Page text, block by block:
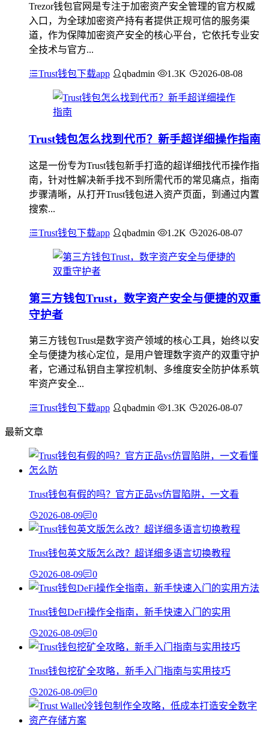
Trezor钱包官网是专注于加密资产安全管理的官方权威
入口，为全球加密资产持有者提供正规可信的服务渠
道，作为保障加密资产安全的核心平台，它依托专业安
全技术与官方...
Trust钱包下载app qbadmin 1.3K 2026-08-08
Trust钱包怎么找到代币？新手超详细操作指南
这是一份专为Trust钱包新手打造的超详细找代币操作指
南，针对性解决新手找不到所需代币的常见痛点，指南
步骤清晰，从打开Trust钱包进入资产页面，到通过内置
搜索...
Trust钱包下载app qbadmin 1.2K 2026-08-07
第三方钱包Trust，数字资产安全与便捷的双重
守护者
第三方钱包Trust是数字资产领域的核心工具，始终以安
全与便捷为核心定位，是用户管理数字资产的双重守护
者，它通过私钥自主掌控机制、多维度安全防护体系筑
牢资产安全...
Trust钱包下载app qbadmin 1.3K 2026-08-07
最新文章
Trust钱包有假的吗？官方正品vs仿冒陷阱，一文看
2026-08-09 0
Trust钱包英文版怎么改？超详细多语言切换教程
2026-08-09 0
Trust钱包DeFi操作全指南，新手快速入门的实用
2026-08-09 0
Trust钱包挖矿全攻略，新手入门指南与实用技巧
2026-08-09 0